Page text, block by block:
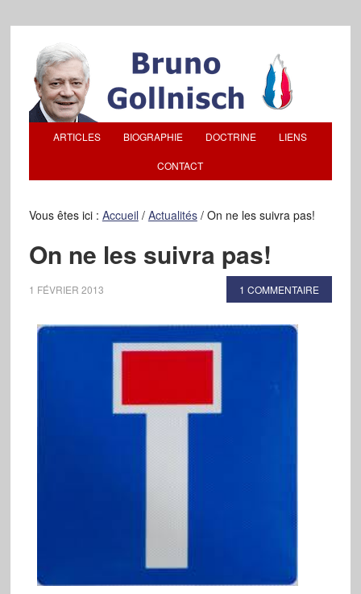
ARTICLES BIOGRAPHIE DOCTRINE LIENS
CONTACT
Vous êtes ici : Accueil / Actualités /On ne les suivra pas!
On ne les suivra pas!
1 FÉVRIER 2013 1 COMMENTAIRE